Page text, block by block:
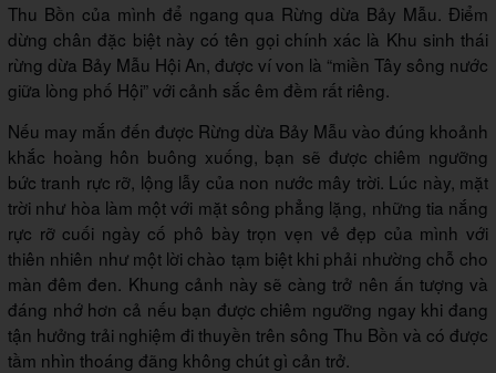
Thu Bồn của mình để ngang qua Rừng dừa Bảy Mẫu. Điểm
dừng chân đặc biệt này có tên gọi chính xác là Khu sinh thái
rừng dừa Bảy Mẫu Hội An, được ví von là “miền Tây sông nước
giữa lòng phố Hội” với cảnh sắc êm đềm rất riêng.
Nếu may mắn đến được Rừng dừa Bảy Mẫu vào đúng khoảnh
khắc hoàng hôn buông xuống, bạn sẽ được chiêm ngưỡng
bức tranh rực rỡ, lộng lẫy của non nước mây trời. Lúc này, mặt
trời như hòa làm một với mặt sông phẳng lặng, những tia nắng
rực rỡ cuối ngày cố phô bày trọn vẹn vẻ đẹp của mình với
thiên nhiên như một lời chào tạm biệt khi phải nhường chỗ cho
màn đêm đen. Khung cảnh này sẽ càng trở nên ấn tượng và
đáng nhớ hơn cả nếu bạn được chiêm ngưỡng ngay khi đang
tận hưởng trải nghiệm đi thuyền trên sông Thu Bồn và có được
tầm nhìn thoáng đãng không chút gì cản trở.